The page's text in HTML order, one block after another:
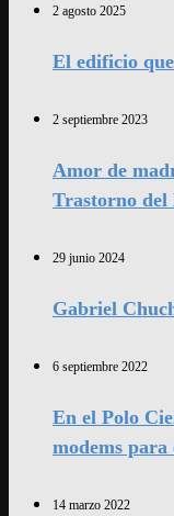
2 agosto 2025
El edificio
2 septiembre 2023
Amor de
Trastorno del
29 junio 2024
Gabriel
6 septiembre 2022
En el Polo
modems para
14 marzo 2022